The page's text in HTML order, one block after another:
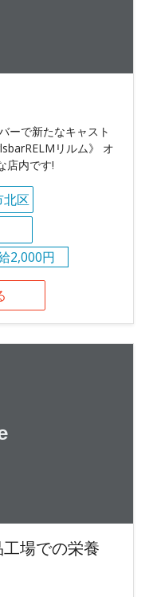
ーで新たなキャスト
リルム》 オ
店内です!
北区
2,000円
場での栄養